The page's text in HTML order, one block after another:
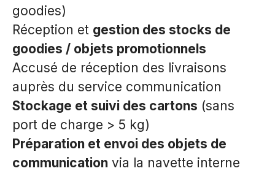
goodies)
Réception et gestion des stocks de
goodies / objets promotionnels
Accusé de réception des livraisons
auprès du service communication
Stockage et suivi des cartons (sans
port de charge > 5 kg)
Préparation et envoi des objets de
communication via la navette interne